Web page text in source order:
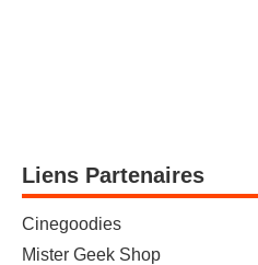
Liens Partenaires
Cinegoodies
Mister Geek Shop